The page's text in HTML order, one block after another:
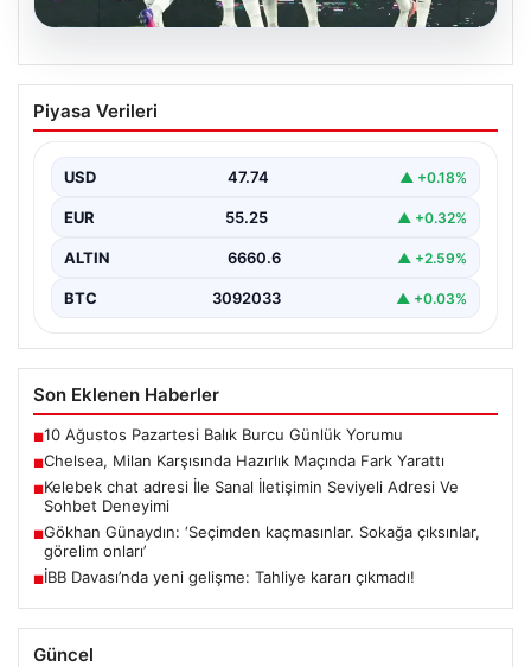
08.08.2026
Chelsea, Milan Karşısında Hazırlık
Maçında Fark Yarattı
maçında İtalya'nın köklü takımlarından Milan'ı 3-0
mağlup ederek…
Piyasa Verileri
USD 47.74 ▲ +0.18%
EUR 55.25 ▲ +0.32%
ALTIN 6660.6 ▲ +2.59%
BTC 3092033 ▲ +0.03%
Son Eklenen Haberler
■10 Ağustos Pazartesi Balık Burcu Günlük Yorumu
■Chelsea, Milan Karşısında Hazırlık Maçında Fark Yarattı
■Kelebek chat adresi İle Sanal İletişimin Seviyeli Adresi Ve
Sohbet Deneyimi
■Gökhan Günaydın: ‘Seçimden kaçmasınlar. Sokağa çıksınlar,
görelim onları’
■İBB Davası’nda yeni gelişme: Tahliye kararı çıkmadı!
Güncel